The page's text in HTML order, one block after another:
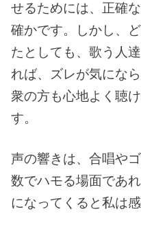
せるためには、正確
確かです。しかし、
たとしても、歌う人
れば、ズレが気にな
衆の方も心地よく聴
す。
声の響きは、合唱や
数でハモる場面であ
になってくると私は